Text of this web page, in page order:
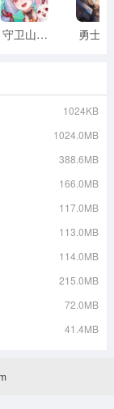
守卫山海封神
1024KB
1024.0MB
388.6MB
166.0MB
117.0MB
113.0MB
114.0MB
215.0MB
72.0MB
41.4MB